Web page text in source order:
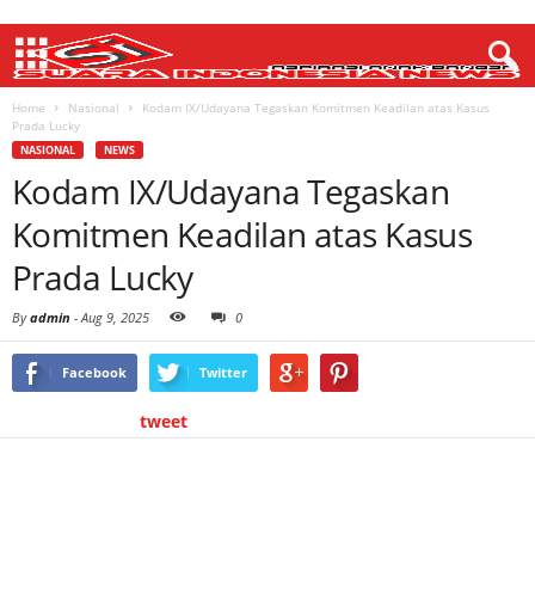
Home Nasional
Kodam IX/Udayana Tegaskan Komitmen Keadilan atas Kasus
Prada Lucky
NASIONAL NEWS
Kodam IX/Udayana Tegaskan
Komitmen Keadilan atas Kasus
Prada Lucky
Byadmin - Aug 9, 2025 0
Facebook Twitter
tweet